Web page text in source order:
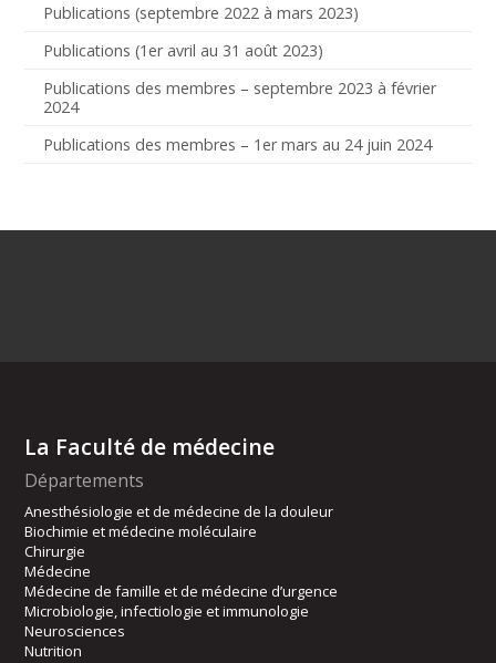
Publications (septembre 2022 à mars 2023)
Publications (1er avril au 31 août 2023)
Publications des membres – septembre 2023 à février
2024
Publications des membres – 1er mars au 24 juin 2024
La Faculté de médecine
Départements
Anesthésiologie et de médecine de la douleur
Biochimie et médecine moléculaire
Chirurgie
Médecine
Médecine de famille et de médecine d’urgence
Microbiologie, infectiologie et immunologie
Neurosciences
Nutrition